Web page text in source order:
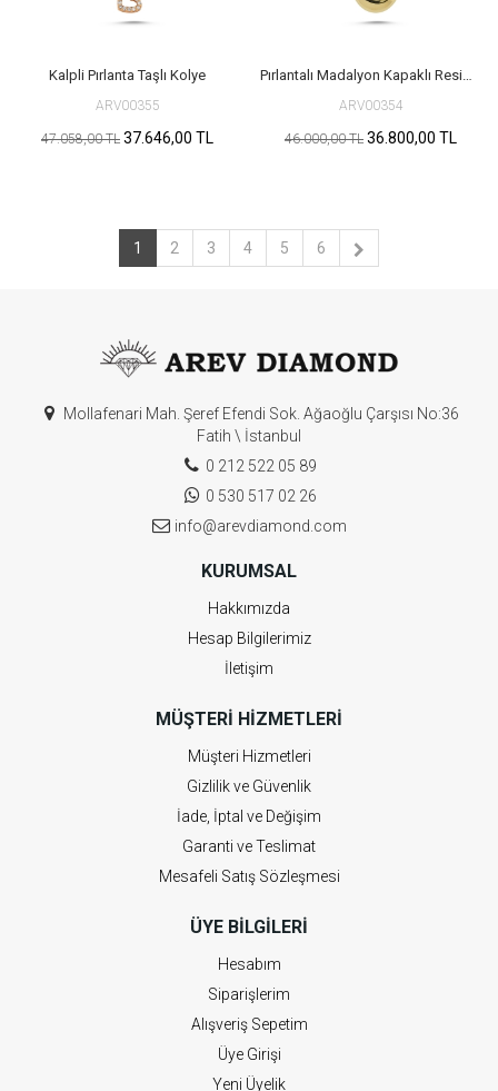
Kalpli Pırlanta Taşlı Kolye
ARV00355
47.058,00 TL 37.646,00 TL
Pırlantalı Madalyon Kapaklı Resimlik Altın Kolye
ARV00354
46.000,00 TL 36.800,00 TL
1 2 3 4 5 6
Mollafenari Mah. Şeref Efendi Sok. Ağaoğlu Çarşısı No:36
Fatih \ İstanbul
0 212 522 05 89
0 530 517 02 26
info@arevdiamond.com
KURUMSAL
Hakkımızda
Hesap Bilgilerimiz
İletişim
MÜŞTERI HIZMETLERI
Müşteri Hizmetleri
Gizlilik ve Güvenlik
İade, İptal ve Değişim
Garanti ve Teslimat
Mesafeli Satış Sözleşmesi
ÜYE BILGILERI
Hesabım
Siparişlerim
Alışveriş Sepetim
Üye Girişi
Yeni Üyelik